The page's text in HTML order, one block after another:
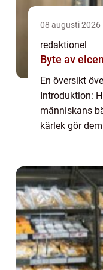
08 augusti 2026
redaktionel
Byte av
En översikt
Introduktion:
människans
kärlek gör